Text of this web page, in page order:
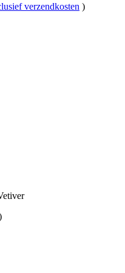
verzendkosten )